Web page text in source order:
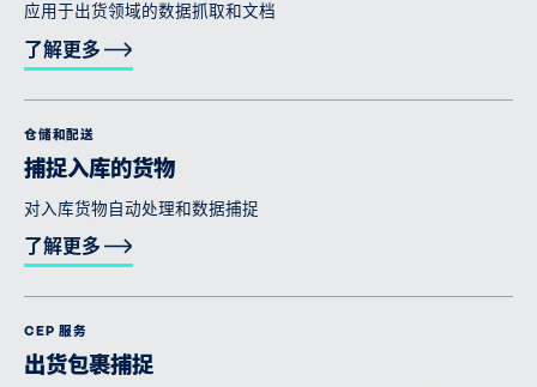
应用于出货领域的数据抓取和文档
了解更多
仓储和配送
捕捉入库的货物
对入库货物自动处理和数据捕捉
了解更多
CEP 服务
出货包裹捕捉